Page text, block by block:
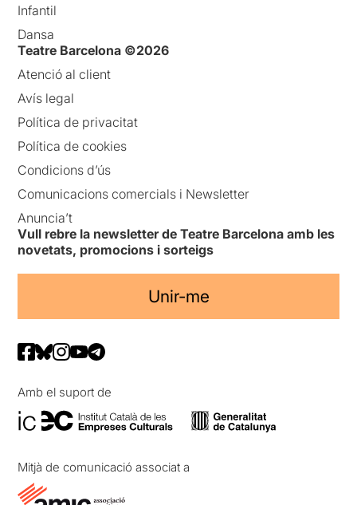
Infantil
Dansa
Teatre Barcelona ©2026
Atenció al client
Avís legal
Política de privacitat
Política de cookies
Condicions d’ús
Comunicacions comercials i Newsletter
Anuncia’t
Vull rebre la newsletter de Teatre Barcelona amb les
novetats, promocions i sorteigs
Unir-me
Amb el suport de
Mitjà de comunicació associat a